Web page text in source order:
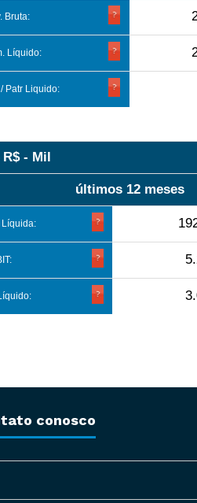
Bruta:
Líquido:
Patr Liquido:
- Mil
últimos 12 meses
Líquida:
conosco